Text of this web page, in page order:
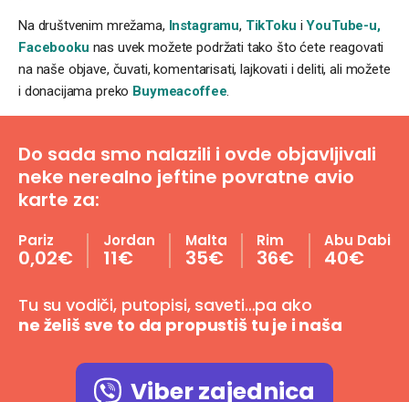
Na društvenim mrežama, Instagramu, TikToku iYouTube-u,
Facebooku nas uvek možete podržati tako što ćete reagovati
na naše objave, čuvati, komentarisati, lajkovati i deliti, ali možete
i donacijama preko Buymeacoffee
Do sada smo nalazili i ovde objavljivali
neke nerealno jeftine povratne avio
karte za:
Pariz
0,02€
Jordan
11€
Malta
35€
Rim
36€
Abu Dabi
40€
Tu su vodiči, putopisi, saveti…pa ako
ne želiš sve to da propustiš tu je i naša
Viber zajednica